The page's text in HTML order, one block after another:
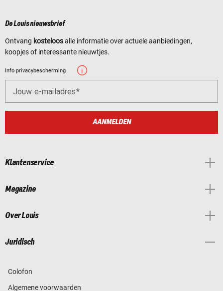
De Louis nieuwsbrief
Ontvang kosteloosalle informatie over actuele aanbiedingen,
koopjes of interessante nieuwtjes.
Info privacybescherming
Jouw e-mailadres
AANMELDEN
Klantenservice
Magazine
Over Louis
Juridisch
Colofon
Algemene voorwaarden